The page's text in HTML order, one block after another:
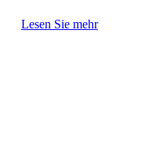
Lesen Sie mehr